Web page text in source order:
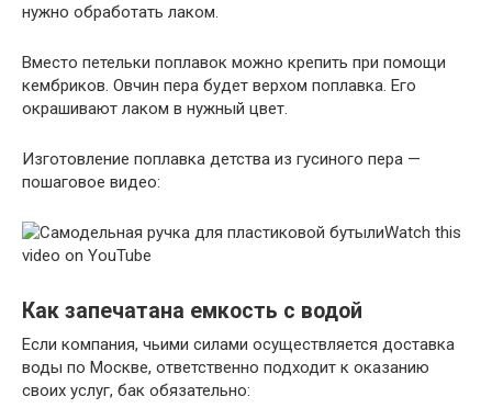
нужно обработать лаком.
Вместо петельки поплавок можно крепить при помощи
кембриков. Овчин пера будет верхом поплавка. Его
окрашивают лаком в нужный цвет.
Изготовление поплавка детства из гусиного пера —
пошаговое видео:
Watch this
video on YouTube
Как запечатана емкость с водой
Если компания, чьими силами осуществляется доставка
воды по Москве, ответственно подходит к оказанию
своих услуг, бак обязательно: